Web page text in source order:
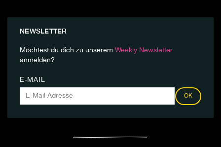
NEWSLETTER
Möchtest du dich zu unserem Weekly Newsletter
anmelden?
E-MAIL
OK